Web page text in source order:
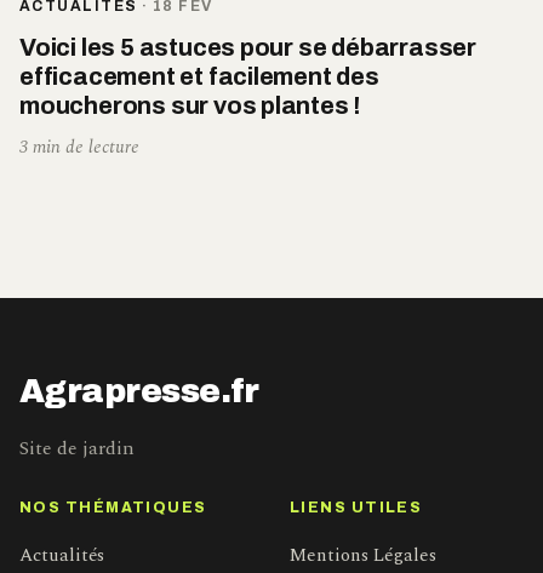
ACTUALITÉS · 18 FÉV
Voici les 5 astuces pour se débarrasser
efficacement et facilement des
moucherons sur vos plantes !
3 min de lecture
Agrapresse.fr
Site de jardin
NOS THÉMATIQUES
Actualités
LIENS UTILES
Mentions Légales